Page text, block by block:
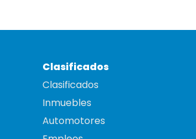
Clasificados
Clasificados
Inmuebles
Automotores